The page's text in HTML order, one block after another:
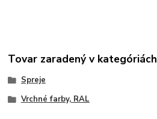
Tovar zaradený v kategóriách
Spreje
Vrchné farby, RAL